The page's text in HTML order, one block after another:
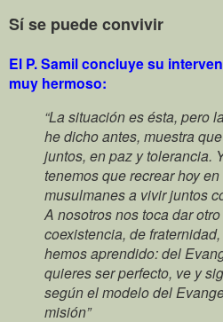
Sí se puede convivir
El P. Samil concluye su
muy hermoso:
“La situación es ésta, pero
he dicho antes, muestra
juntos, en paz y tolerancia.
tenemos que recrear hoy
musulmanes a vivir juntos
A nosotros nos toca dar
coexistencia, de
hemos aprendido: del
quieres ser perfecto, ve y
según el modelo del
misión”